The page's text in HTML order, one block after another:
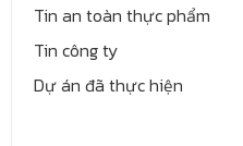
Tin an toàn thực phẩm
Tin công ty
Dự án đã thực hiện